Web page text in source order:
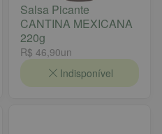
Salsa Picante
CANTINA MEXICANA
220g
R$ 46,90un
Indisponível